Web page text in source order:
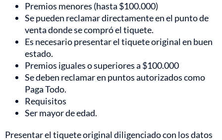
Premios menores (hasta $100.000)
Se pueden reclamar directamente en el punto de
venta donde se compró el tiquete.
Es necesario presentar el tiquete original en buen
estado.
Premios iguales o superiores a $100.000
Se deben reclamar en puntos autorizados como
Paga Todo.
Requisitos
Ser mayor de edad.
Presentar el tiquete original diligenciado con los datos